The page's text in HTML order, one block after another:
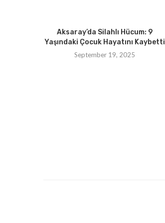
Aksaray’da Silahlı Hücum: 9
Yaşındaki Çocuk Hayatını Kaybetti
September 19, 2025